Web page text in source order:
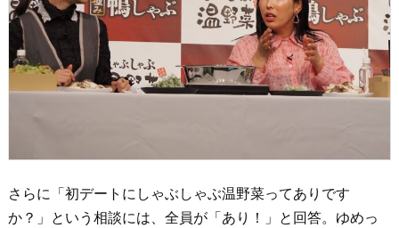
さらに「初デートにしゃぶしゃぶ温野菜ってありです
か？」という相談には、全員が「あり！」と回答。ゆめっ